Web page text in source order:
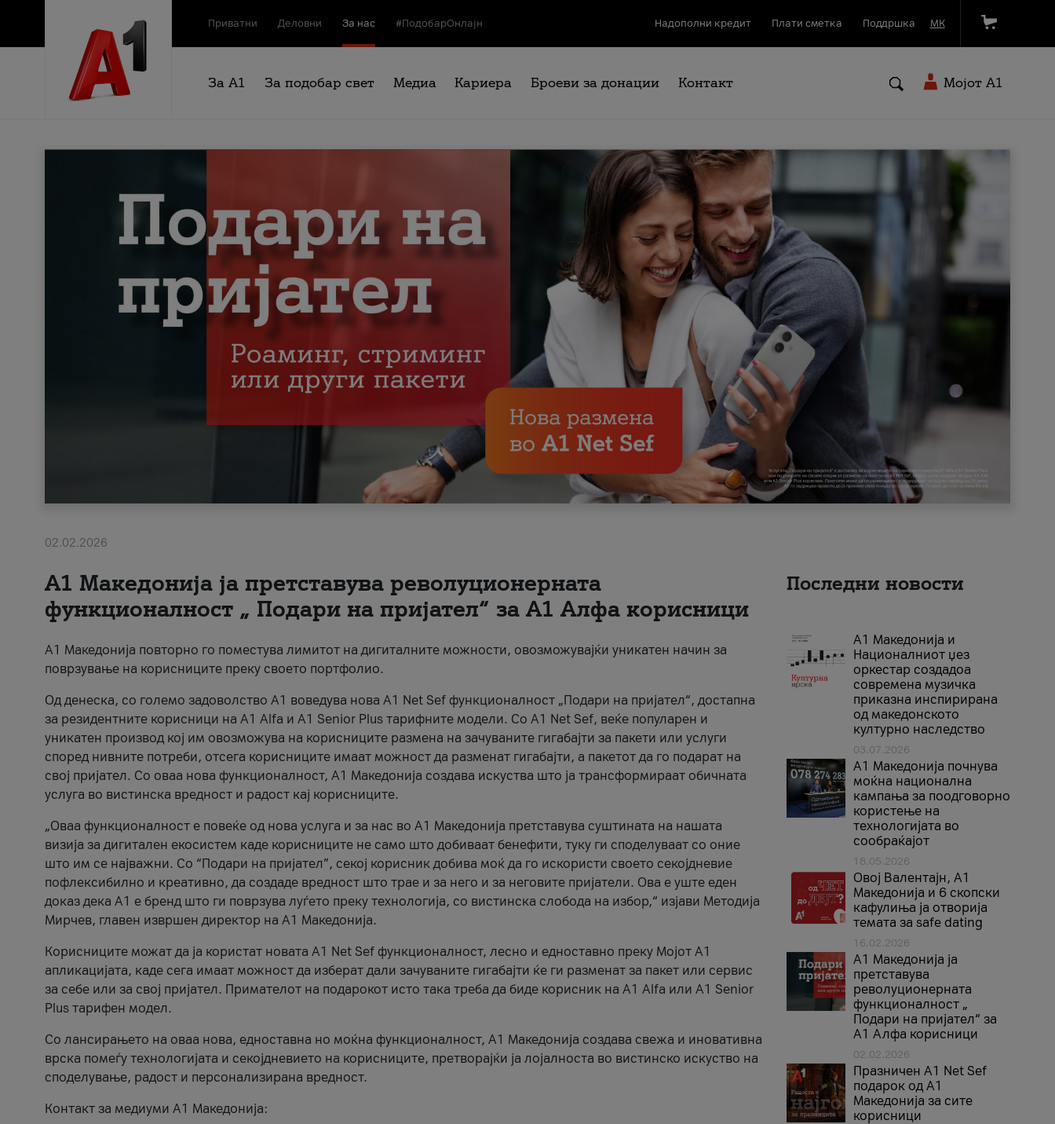
Приватни Деловни За нас #ПодобарОнлајн Надополни кредит Плати сметка Поддршка МК
За А1 За подобар свет Медиа Кариера Броеви за донации Контакт Мојот A1
02.02.2026
А1 Македонија ја претставува револуционерната
функционалност „ Подари на пријател“ за А1 Алфа корисници
А1 Македонија повторно го поместува лимитот на дигиталните можности, овозможувајќи уникатен начин за
поврзување на корисниците преку своето портфолио.
Од денеска, со големо задоволство А1 воведува нова A1 Net Sef функционалност „Подари на пријател“, достапна
за резидентните корисници на А1 Alfa и A1 Senior Plus тарифните модели. Со A1 Net Sef, веќе популарен и
уникатен производ кој им овозможува на корисниците размена на зачуваните гигабајти за пакети или услуги
според нивните потреби, отсега корисниците имаат можност да разменат гигабајти, а пакетот да го подарат на
свој пријател. Со оваа нова функционалност, А1 Македонија создава искуства што ја трансформираат обичната
услуга во вистинска вредност и радост кај корисниците.
„Оваа функционалност е повеќе од нова услуга и за нас во А1 Македонија претставува суштината на нашата
визија за дигитален екосистем каде корисниците не само што добиваат бенефити, туку ги споделуваат со оние
што им се најважни. Со “Подари на пријател”, секој корисник добива моќ да го искористи своето секојдневие
пофлексибилно и креативно, да создаде вредност што трае и за него и за неговите пријатели. Ова е уште еден
доказ дека А1 е бренд што ги поврзува луѓето преку технологија, со вистинска слобода на избор,“ изјави Методија
Мирчев, главен извршен директор на А1 Македонија.
Корисниците можат да ја користат новата А1 Net Sef функционалност, лесно и едноставно преку Мојот А1
апликацијата, каде сега имаат можност да изберат дали зачуваните гигабајти ќе ги разменат за пакет или сервис
за себе или за свој пријател. Примателот на подарокот исто така треба да биде корисник на А1 Alfa или A1 Senior
Plus тарифен модел.
Со лансирањето на оваа нова, едноставна но моќна функционалност, А1 Македонија создава свежа и иновативна
врска помеѓу технологијата и секојдневието на корисниците, претворајќи ја лојалноста во вистинско искуство на
споделување, радост и персонализирана вредност.
Контакт за медиуми А1 Македонија:
Последни новости
А1 Македонија и
Националниот џез
оркестар создадоа
современа музичка
приказна инспирирана
од македонското
културно наследство
03.07.2026
A1 Македонија почнува
моќна национална
кампања за поодговорно
користење на
технологијата во
сообраќајот
18.05.2026
Овој Валентајн, A1
Македонија и 6 скопски
кафулиња ја отворија
темата за safe dating
16.02.2026
А1 Македонија ја
претставува
револуционерната
функционалност „
Подари на пријател“ за
А1 Алфа корисници
02.02.2026
Празничен A1 Net Sеf
подарок од А1
Македонија за сите
корисници